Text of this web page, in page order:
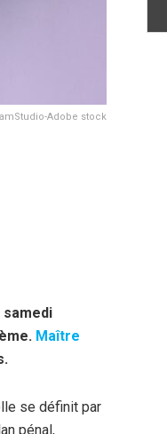
Adobe stock
samedi
Maître
se définit par
pénal,